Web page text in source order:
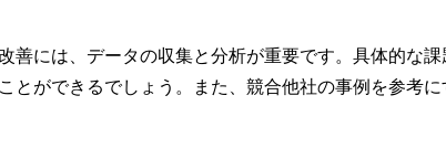
善には、データの収集と分析が重要です。具体的な
とができるでしょう。また、競合他社の事例を参考に